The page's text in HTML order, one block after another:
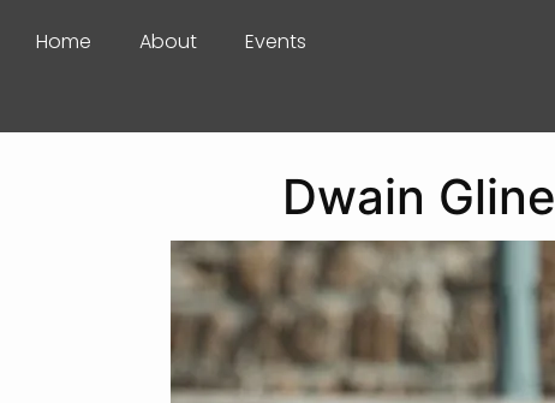
Home About Events
Dwain